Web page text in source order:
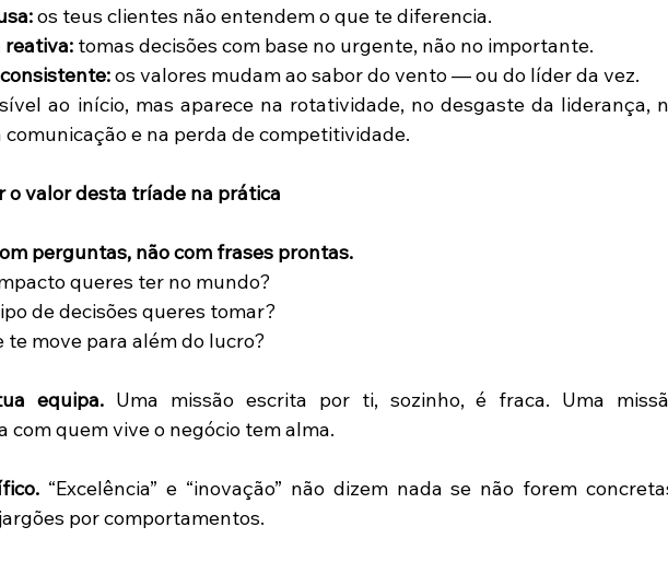
os teus clientes não entendem o que te diferencia.
reativa: tomas decisões com base no urgente, não no importante.
os valores mudam ao sabor do vento — ou do líder da vez.
ao início, mas aparece na rotatividade, no desgaste da liderança,
comunicação e na perda de competitividade.
o valor desta tríade na prática
perguntas, não com frases prontas.
queres ter no mundo?
de decisões queres tomar?
te move para além do lucro?
equipa. Uma missão escrita por ti, sozinho, é fraca. Uma
com quem vive o negócio tem alma.
“Excelência” e “inovação” não dizem nada se não forem
por comportamentos.